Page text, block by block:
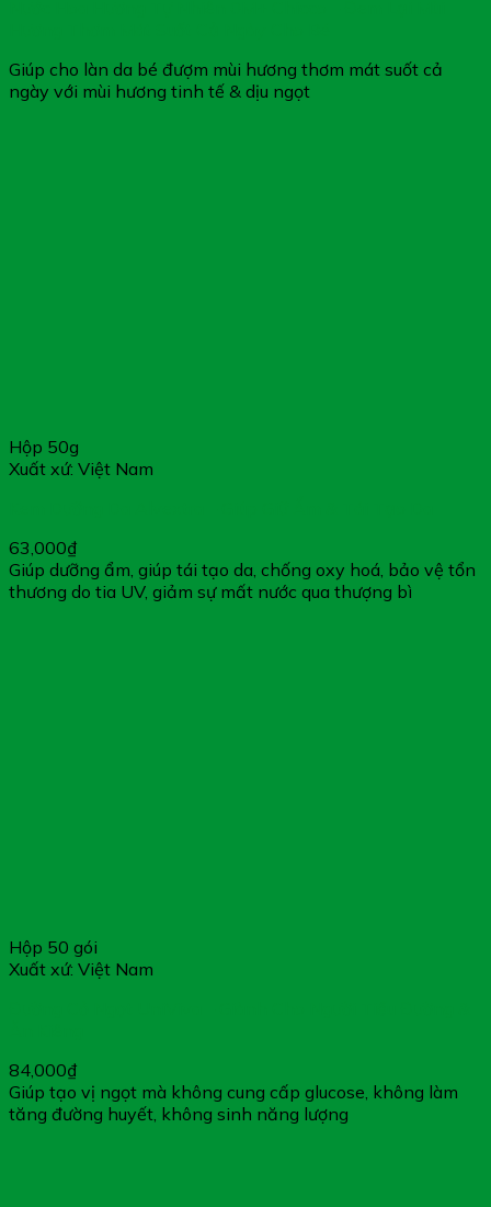
Giúp cho làn da bé đượm mùi hương thơm mát suốt cả
ngày với mùi hương tinh tế & dịu ngọt
Hộp 50g
Xuất xứ: Việt Nam
63,000₫
Giúp dưỡng ẩm, giúp tái tạo da, chống oxy hoá, bảo vệ tổn
thương do tia UV, giảm sự mất nước qua thượng bì
Hộp 50 gói
Xuất xứ: Việt Nam
84,000₫
Giúp tạo vị ngọt mà không cung cấp glucose, không làm
tăng đường huyết, không sinh năng lượng